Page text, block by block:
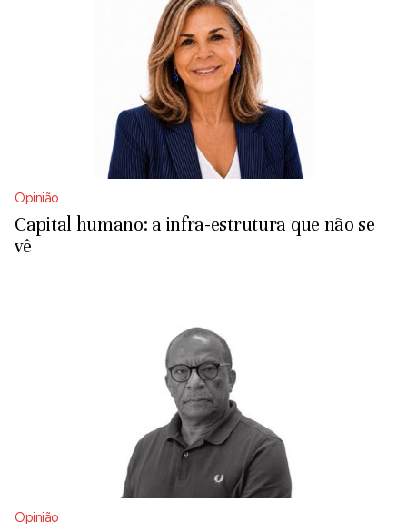
Opinião
Capital humano: a infra-estrutura que não se
vê
Opinião